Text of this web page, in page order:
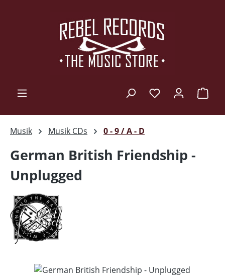
Musik Musik CDs 0 - 9 / A - D
German British Friendship -
Unplugged